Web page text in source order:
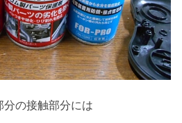
の接触部分には